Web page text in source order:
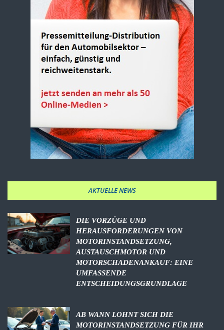
AKTUELLE NEWS
DIE VORZÜGE UND
HERAUSFORDERUNGEN VON
MOTORINSTANDSETZUNG,
AUSTAUSCHMOTOR UND
MOTORSCHADENANKAUF: EINE
UMFASSENDE
ENTSCHEIDUNGSGRUNDLAGE
AB WANN LOHNT SICH DIE
MOTORINSTANDSETZUNG FÜR IHR